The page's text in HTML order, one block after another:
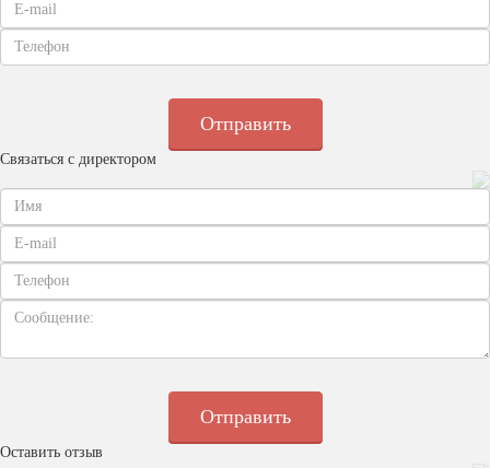
Связаться с директором
Оставить отзыв